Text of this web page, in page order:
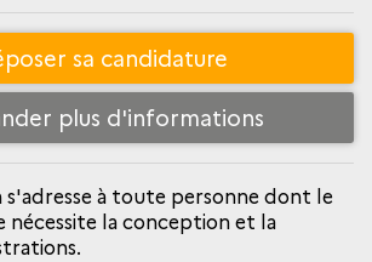
sa candidature
plus d'informations
nécessite la conception et la